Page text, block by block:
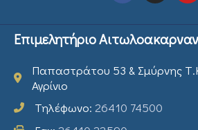
Επιμελητήριο
Παπαστράτου 53 & Σμύρνης
Αγρίνιο
Τηλέφωνο: 26410 74500